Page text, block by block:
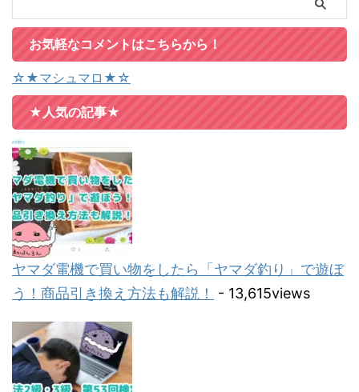
お気軽なコメントはこちらから！
☆★マシュマロ★☆
★人気の記事★
ヤマダ電機で買い物をしたら「ヤマダ釣り」で遊ぼ
う！商品引き換え方法も解説！
- 13,615views